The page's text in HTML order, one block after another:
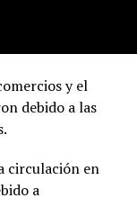
y el
debido a las
circulación en
a